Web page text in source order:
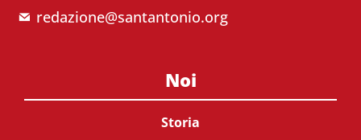
redazione@santantonio.org
Noi
Storia